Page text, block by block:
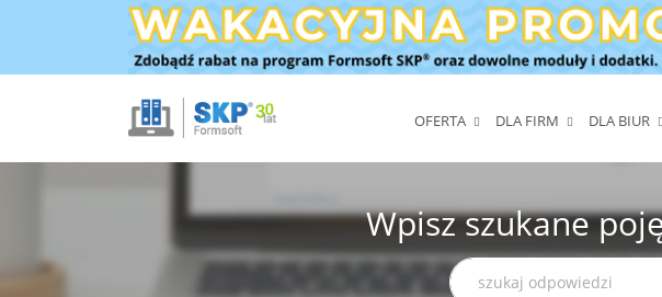
OFERTA DLA FIRM DLA BIUR
Wpisz szukane